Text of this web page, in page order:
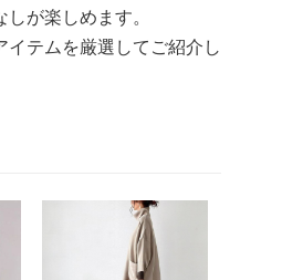
が楽しめます。
テムを厳選してご紹介し